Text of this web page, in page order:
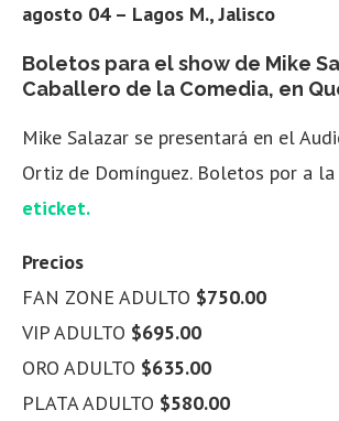
agosto 04 – Lagos M., Jalisco
Boletos para el show de Mike
Caballero de la Comedia, en
Mike Salazar se presentará en el
Ortiz de Domínguez. Boletos por a
eticket.
Precios
FAN ZONE ADULTO $750.00
VIP ADULTO $695.00
ORO ADULTO $635.00
PLATA ADULTO $580.00